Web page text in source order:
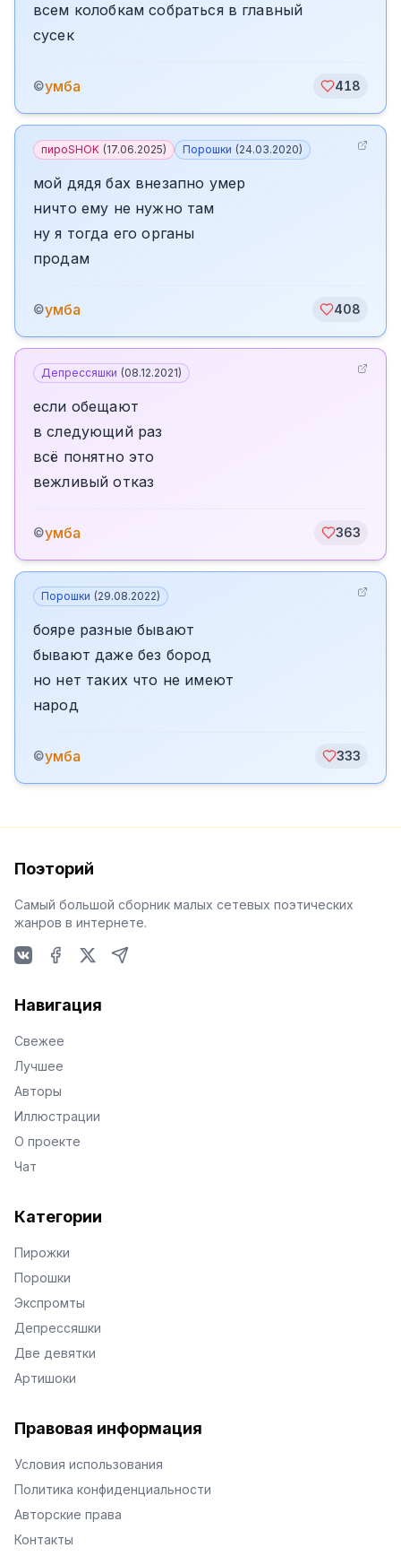
всем колобкам собраться в главный
сусек
©умба 418
пироSHOK (17.06.2025) Порошки (24.03.2020)
мой дядя бах внезапно умер
ничто ему не нужно там
ну я тогда его органы
продам
©умба 408
Депрессяшки (08.12.2021)
если обещают
в следующий раз
всё понятно это
вежливый отказ
©умба 363
Порошки (29.08.2022)
бояре разные бывают
бывают даже без бород
но нет таких что не имеют
народ
©умба 333
Поэторий
Самый большой сборник малых сетевых поэтических
жанров в интернете.
Навигация
Свежее
Лучшее
Авторы
Иллюстрации
О проекте
Чат
Категории
Пирожки
Порошки
Экспромты
Депрессяшки
Две девятки
Артишоки
Правовая информация
Условия использования
Политика конфиденциальности
Авторские права
Контакты